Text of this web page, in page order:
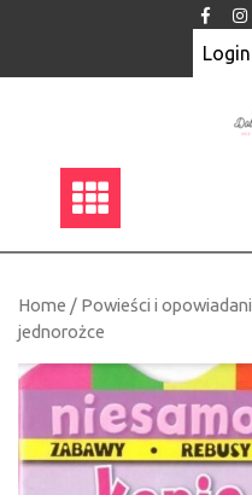
Home / Powieści i
jednorożce